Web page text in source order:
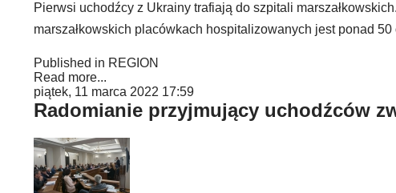
Pierwsi uchodźcy z Ukrainy trafiają do szpitali
marszałkowskich placówkach hospitalizowanych jest ponad
Published in REGION
Read more...
piątek, 11 marca 2022 17:59
Radomianie przyjmujący uchodźców